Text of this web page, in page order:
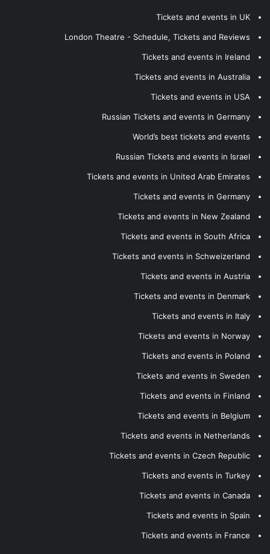
Tickets and events in UK
London Theatre - Schedule, Tickets and Reviews
Tickets and events in Ireland
Tickets and events in Australia
Tickets and events in USA
Russian Tickets and events in Germany
World’s best tickets and events
Russian Tickets and events in Israel
Tickets and events in United Arab Emirates
Tickets and events in Germany
Tickets and events in New Zealand
Tickets and events in South Africa
Tickets and events in Schweizerland
Tickets and events in Austria
Tickets and events in Denmark
Tickets and events in Italy
Tickets and events in Norway
Tickets and events in Poland
Tickets and events in Sweden
Tickets and events in Finland
Tickets and events in Belgium
Tickets and events in Netherlands
Tickets and events in Czech Republic
Tickets and events in Turkey
Tickets and events in Canada
Tickets and events in Spain
Tickets and events in France